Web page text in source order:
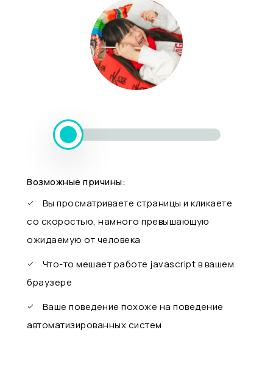
Возможные причины:
Вы просматриваете страницы и кликаете
со скоростью, намного превышающую
ожидаемую от человека
Что-то мешает работе javascript в вашем
браузере
Ваше поведение похоже на поведение
автоматизированных систем